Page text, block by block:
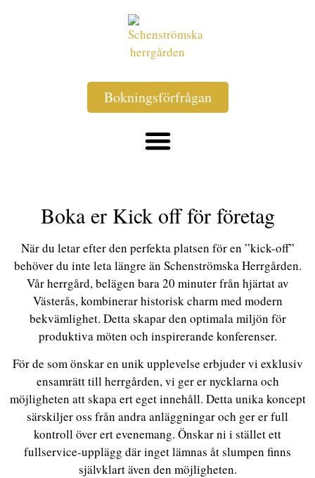
Bokningsförfrågan
Boka er Kick off för företag
När du letar efter den perfekta platsen för en ”kick-off”
behöver du inte leta längre än Schenströmska Herrgården.
Vår herrgård, belägen bara 20 minuter från hjärtat av
Västerås, kombinerar historisk charm med modern
bekvämlighet. Detta skapar den optimala miljön för
produktiva möten och inspirerande konferenser.
För de som önskar en unik upplevelse erbjuder vi exklusiv
ensamrätt till herrgården, vi ger er nycklarna och
möjligheten att skapa ert eget innehåll. Detta unika koncept
särskiljer oss från andra anläggningar och ger er full
kontroll över ert evenemang. Önskar ni i stället ett
fullservice-upplägg där inget lämnas åt slumpen finns
självklart även den möjligheten.